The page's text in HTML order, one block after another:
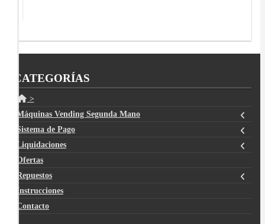
CATEGORÍAS
>
Máquinas Vending Segunda Mano
Sistema de Pago
Liquidaciones
Ofertas
Repuestos
Instrucciones
Contacto